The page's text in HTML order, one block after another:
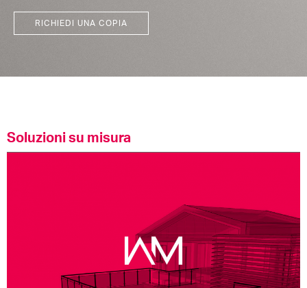
RICHIEDI UNA COPIA
Soluzioni su misura